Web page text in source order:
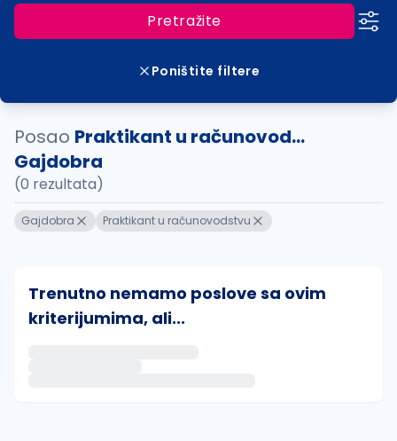
Pretražite
Poništite filtere
Posao Praktikant u računovod...
Gajdobra
(0 rezultata)
Gajdobra Praktikant u računovodstvu
Trenutno nemamo poslove sa ovim
kriterijumima, ali...